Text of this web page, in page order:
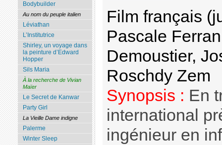
Film français
Pascale
Demoustier,
Roschdy Zem
Synopsis : En
international
ingénieur en
Bodybuilder
Au nom du peuple italien
Léviathan
L’Institutrice
Shirley, un voyage dans
la peinture d’Edward
Hopper
Sils Maria
À la recherche de Vivian
Maïer
Le Secret de Kanwar
Party Girl
La Vieille Dame indigne
Palerme
Winter Sleep